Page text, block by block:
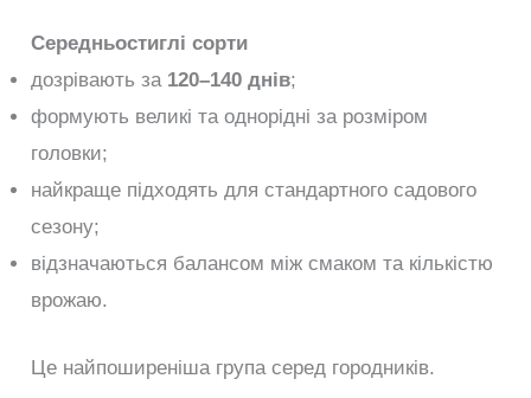
Середньостиглі сорти
дозрівають за 120–140 днів;
формують великі та однорідні за розміром
головки;
найкраще підходять для стандартного садового
сезону;
відзначаються балансом між смаком та кількістю
врожаю.
Це найпоширеніша група серед городників.